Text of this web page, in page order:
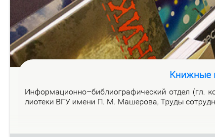
Книжные
Ин­фор­ма­ци­он­но–биб­лио­гра­фи­че­ский от­дел (гл.
лио­те­ки ВГУ име­ни П. М. Ма­ше­ро­ва, Тру­ды